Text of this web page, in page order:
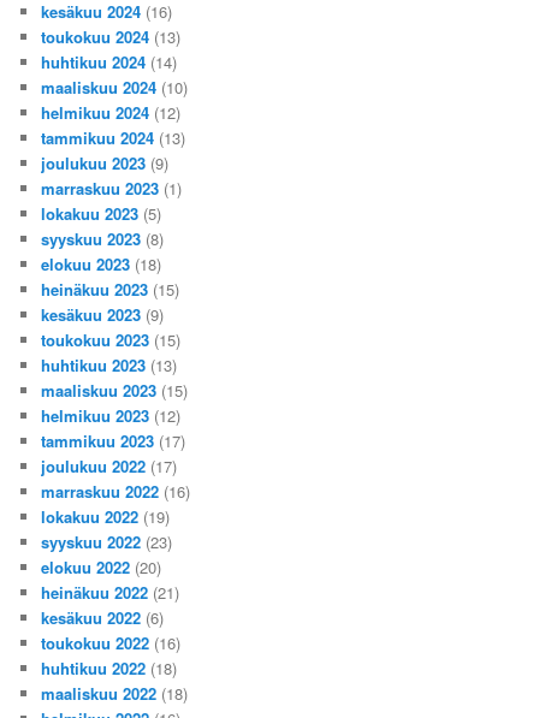
kesäkuu 2024 (16)
toukokuu 2024 (13)
huhtikuu 2024 (14)
maaliskuu 2024 (10)
helmikuu 2024 (12)
tammikuu 2024 (13)
joulukuu 2023 (9)
marraskuu 2023 (1)
lokakuu 2023 (5)
syyskuu 2023 (8)
elokuu 2023 (18)
heinäkuu 2023 (15)
kesäkuu 2023 (9)
toukokuu 2023 (15)
huhtikuu 2023 (13)
maaliskuu 2023 (15)
helmikuu 2023 (12)
tammikuu 2023 (17)
joulukuu 2022 (17)
marraskuu 2022 (16)
lokakuu 2022 (19)
syyskuu 2022 (23)
elokuu 2022 (20)
heinäkuu 2022 (21)
kesäkuu 2022 (6)
toukokuu 2022 (16)
huhtikuu 2022 (18)
maaliskuu 2022 (18)